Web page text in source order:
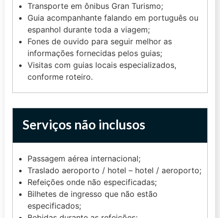
Transporte em ônibus Gran Turismo;
Guia acompanhante falando em português ou
espanhol durante toda a viagem;
Fones de ouvido para seguir melhor as
informações fornecidas pelos guias;
Visitas com guias locais especializados,
conforme roteiro.
Serviços não inclusos
Passagem aérea internacional;
Traslado aeroporto / hotel – hotel / aeroporto;
Refeições onde não especificadas;
Bilhetes de ingresso que não estão
especificados;